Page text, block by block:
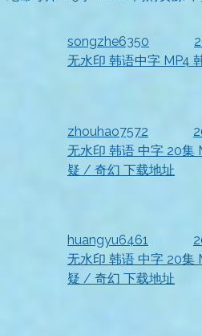
songzhe6350
无水印 韩语中字 MP4
zhouhao7572
无水印 韩语 中字 20
疑 / 奇幻 下载地址
huangyu6461
无水印 韩语 中字 20
疑 / 奇幻 下载地址